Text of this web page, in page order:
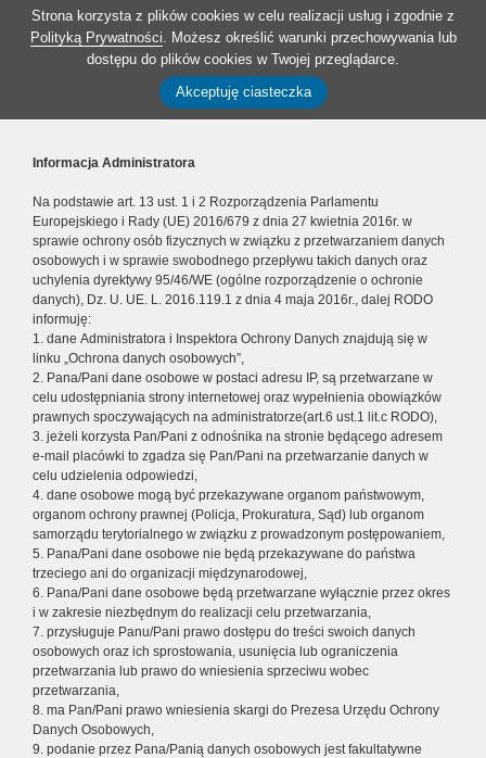
Strona korzysta z plików cookies w celu realizacji usług i zgodnie z
Polityką Prywatności. Możesz określić warunki przechowywania lub
dostępu do plików cookies w Twojej przeglądarce.
Akceptuję ciasteczka
Informacja Administratora
Na podstawie art. 13 ust. 1 i 2 Rozporządzenia Parlamentu
Europejskiego i Rady (UE) 2016/679 z dnia 27 kwietnia 2016r. w
sprawie ochrony osób fizycznych w związku z przetwarzaniem danych
osobowych i w sprawie swobodnego przepływu takich danych oraz
uchylenia dyrektywy 95/46/WE (ogólne rozporządzenie o ochronie
danych), Dz. U. UE. L. 2016.119.1 z dnia 4 maja 2016r., dalej RODO
informuję:
1. dane Administratora i Inspektora Ochrony Danych znajdują się w
linku „Ochrona danych osobowych”,
2. Pana/Pani dane osobowe w postaci adresu IP, są przetwarzane w
celu udostępniania strony internetowej oraz wypełnienia obowiązków
prawnych spoczywających na administratorze(art.6 ust.1 lit.c RODO),
3. jeżeli korzysta Pan/Pani z odnośnika na stronie będącego adresem
e-mail placówki to zgadza się Pan/Pani na przetwarzanie danych w
celu udzielenia odpowiedzi,
4. dane osobowe mogą być przekazywane organom państwowym,
organom ochrony prawnej (Policja, Prokuratura, Sąd) lub organom
samorządu terytorialnego w związku z prowadzonym postępowaniem,
5. Pana/Pani dane osobowe nie będą przekazywane do państwa
trzeciego ani do organizacji międzynarodowej,
6. Pana/Pani dane osobowe będą przetwarzane wyłącznie przez okres
i w zakresie niezbędnym do realizacji celu przetwarzania,
7. przysługuje Panu/Pani prawo dostępu do treści swoich danych
osobowych oraz ich sprostowania, usunięcia lub ograniczenia
przetwarzania lub prawo do wniesienia sprzeciwu wobec
przetwarzania,
8. ma Pan/Pani prawo wniesienia skargi do Prezesa Urzędu Ochrony
Danych Osobowych,
9. podanie przez Pana/Panią danych osobowych jest fakultatywne